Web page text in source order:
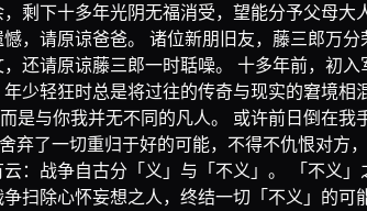
剩下十多年光阴无福消受，望能分予父母
，请原谅爸爸。 诸位新朋旧友，藤三郎万
还请原谅藤三郎一时聒噪。 十多年前，初
少轻狂时总是将过往的传奇与现实的窘境
是与你我并无不同的凡人。 或许前日倒在
了一切重归于好的可能，不得不仇恨对
：战争自古分「义」与「不义」。 「不义
扫除心怀妄想之人，终结一切「不义」的